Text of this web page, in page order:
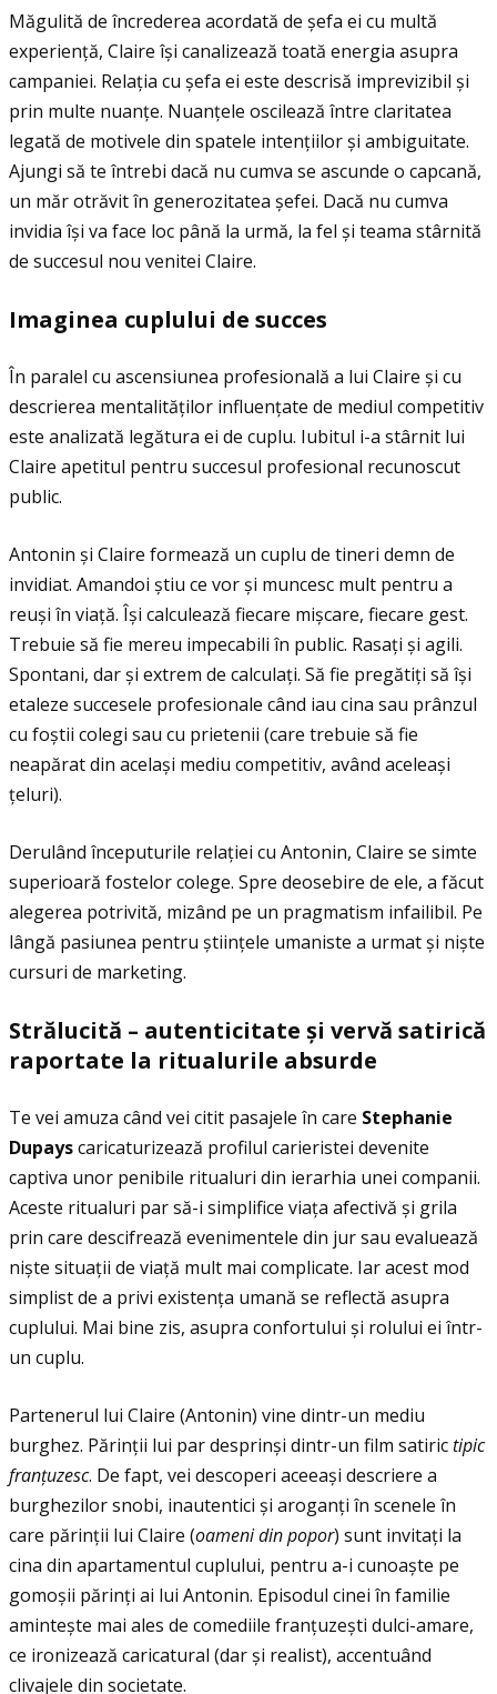
Măgulită de încrederea acordată de șefa ei cu multă
experienţă, Claire își canalizează toată energia asupra
campaniei. Relaţia cu șefa ei este descrisă imprevizibil și
prin multe nuanţe. Nuanţele oscilează între claritatea
legată de motivele din spatele intenţiilor și ambiguitate.
Ajungi să te întrebi dacă nu cumva se ascunde o capcană,
un măr otrăvit în generozitatea șefei. Dacă nu cumva
invidia își va face loc până la urmă, la fel și teama stârnită
de succesul nou venitei Claire.
Imaginea cuplului de succes
În paralel cu ascensiunea profesională a lui Claire și cu
descrierea mentalităţilor influenţate de mediul competitiv
este analizată legătura ei de cuplu. Iubitul i-a stârnit lui
Claire apetitul pentru succesul profesional recunoscut
public.
Antonin și Claire formează un cuplu de tineri demn de
invidiat. Amandoi știu ce vor și muncesc mult pentru a
reuși în viaţă. Își calculează fiecare mișcare, fiecare gest.
Trebuie să fie mereu impecabili în public. Rasaţi și agili.
Spontani, dar și extrem de calculaţi. Să fie pregătiţi să își
etaleze succesele profesionale când iau cina sau prânzul
cu foștii colegi sau cu prietenii (care trebuie să fie
neapărat din același mediu competitiv, având aceleași
ţeluri).
Derulând începuturile relaţiei cu Antonin, Claire se simte
superioară fostelor colege. Spre deosebire de ele, a făcut
alegerea potrivită, mizând pe un pragmatism infailibil. Pe
lângă pasiunea pentru știinţele umaniste a urmat și niște
cursuri de marketing.
Strălucită – autenticitate și vervă satirică
raportate la ritualurile absurde
Te vei amuza când vei citit pasajele în care Stephanie
Dupayscaricaturizează profilul carieristei devenite
captiva unor penibile ritualuri din ierarhia unei companii.
Aceste ritualuri par să-i simplifice viaţa afectivă și grila
prin care descifrează evenimentele din jur sau evaluează
niște situaţii de viaţă mult mai complicate. Iar acest mod
simplist de a privi existenţa umană se reflectă asupra
cuplului. Mai bine zis, asupra confortului și rolului ei într-
un cuplu.
Partenerul lui Claire (Antonin) vine dintr-un mediu
burghez. Părinţii lui par desprinși dintr-un film satirictipic
franţuzesc. De fapt, vei descoperi aceeași descriere a
burghezilor snobi, inautentici și aroganţi în scenele în
care părinţii lui Claire (oameni din popor) sunt invitaţi la
cina din apartamentul cuplului, pentru a-i cunoaște pe
gomoșii părinţi ai lui Antonin. Episodul cinei în familie
amintește mai ales de comediile franţuzești dulci-amare,
ce ironizează caricatural (dar și realist), accentuând
clivajele din societate.